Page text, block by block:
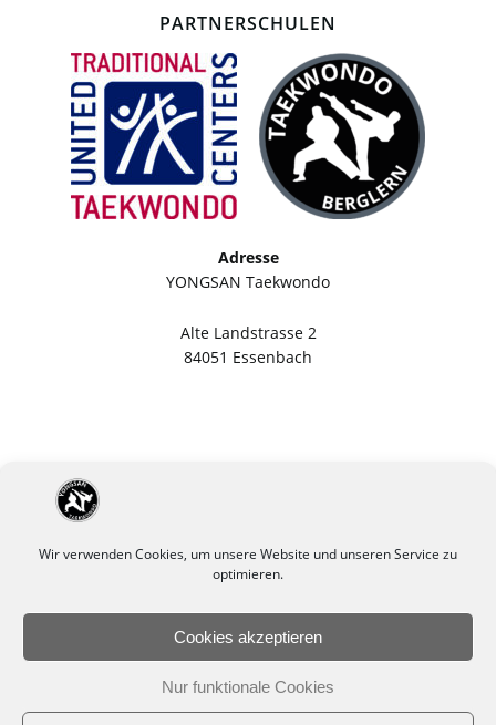
Wir verwenden Cookies, um unsere Website und unseren Service zu
optimieren.
Cookies akzeptieren
Nur funktionale Cookies
PARTNERSCHULEN
Adresse
YONGSAN Taekwondo
Alte Landstrasse 2
84051 Essenbach
Impressum
Datenschutzerklärung